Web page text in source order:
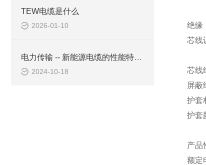
TEW电缆是什么
2026-01-10
电力传输 -- 新能源电缆的性能特点有哪些？
2024-10-18
绝缘
芯线
芯线
屏蔽
护套
护套
产品
额定